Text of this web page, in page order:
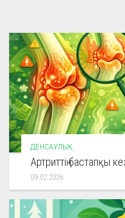
ДЕНСАУЛЫҚ
Артриттің бастапқы
09.02.2026